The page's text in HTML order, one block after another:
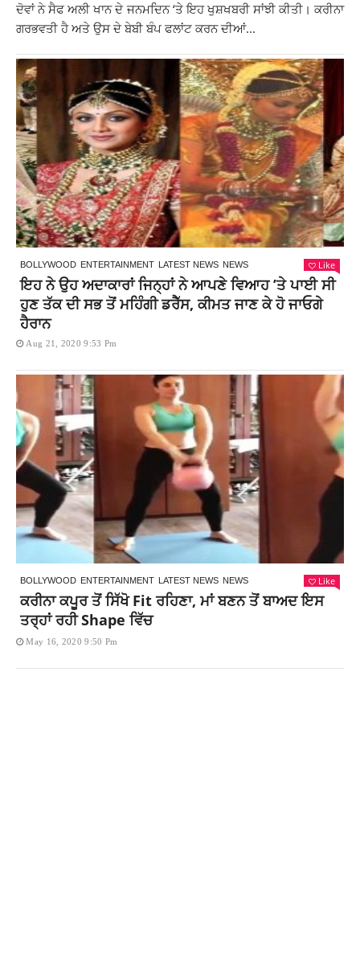
ਦੋਵਾਂ ਨੇ ਸੈਫ ਅਲੀ ਖਾਨ ਦੇ ਜਨਮਦਿਨ ‘ਤੇ ਇਹ ਖੁਸ਼ਖਬਰੀ ਸਾਂਝੀ ਕੀਤੀ। ਕਰੀਨਾ
ਗਰਭਵਤੀ ਹੈ ਅਤੇ ਉਸ ਦੇ ਬੇਬੀ ਬੰਪ ਫਲਾਂਟ ਕਰਨ ਦੀਆਂ...
BOLLYWOOD ENTERTAINMENT LATEST NEWS NEWS Like
ਇਹ ਨੇ ਉਹ ਅਦਾਕਾਰਾਂ ਜਿਨ੍ਹਾਂ ਨੇ ਆਪਣੇ ਵਿਆਹ ’ਤੇ ਪਾਈ ਸੀ
ਹੁਣ ਤੱਕ ਦੀ ਸਭ ਤੋਂ ਮਹਿੰਗੀ ਡਰੈੱਸ, ਕੀਮਤ ਜਾਣ ਕੇ ਹੋ ਜਾਓਗੇ
ਹੈਰਾਨ
Aug 21, 2020 9:53 Pm
BOLLYWOOD ENTERTAINMENT LATEST NEWS NEWS Like
ਕਰੀਨਾ ਕਪੂਰ ਤੋਂ ਸਿੱਖੋ Fit ਰਹਿਣਾ, ਮਾਂ ਬਣਨ ਤੋਂ ਬਾਅਦ ਇਸ
ਤਰ੍ਹਾਂ ਰਹੀ Shape ਵਿੱਚ
May 16, 2020 9:50 Pm